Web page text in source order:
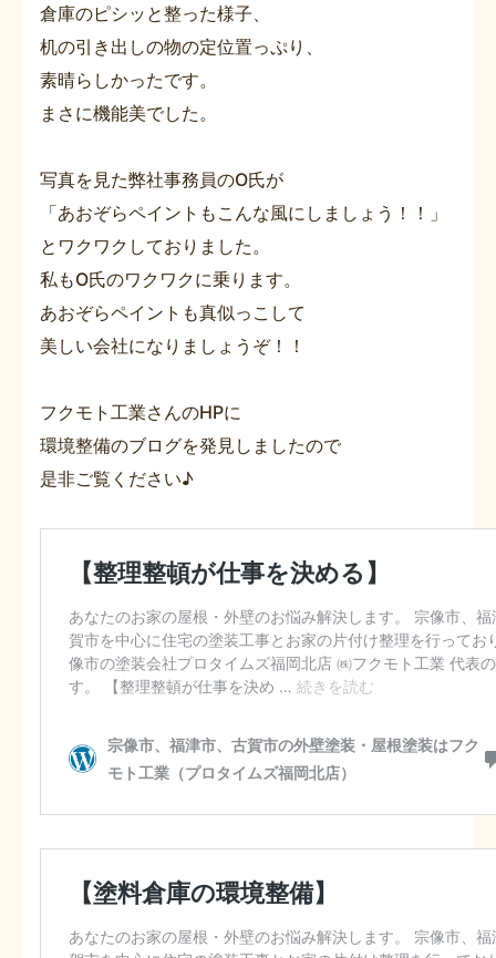
倉庫のピシッと整った様子、
机の引き出しの物の定位置っぷり、
素晴らしかったです。
まさに機能美でした。
写真を見た弊社事務員のO氏が
「あおぞらペイントもこんな風にしましょう！！」
とワクワクしておりました。
私もO氏のワクワクに乗ります。
あおぞらペイントも真似っこして
美しい会社になりましょうぞ！！
フクモト工業さんのHPに
環境整備のブログを発見しましたので
是非ご覧ください♪